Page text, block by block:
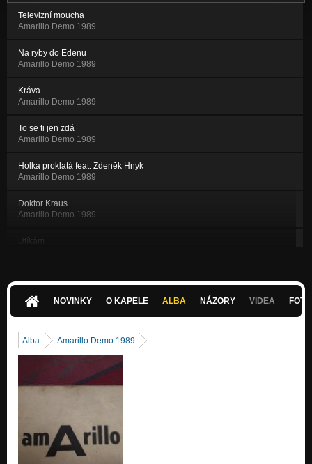
Televizní moucha
Amarillo Demo 1989
Na ryby do Edenu
Amarillo Demo 1989
Kráva
Amarillo Demo 1989
To se ti jen zdá
Amarillo Demo 1989
Holka proklatá feat. Zdeněk Hnyk
Amarillo Demo 1989
Doktor Kraus
Amarillo Demo 1989
Utíkám
Na ryby do Edenu
Pásovec
Amarillo - Zkušebna 1989 (Live)
Nech to být
Amarillo - Zkušebna 1989 (Live)
NOVINKY O KAPELE ALBA NÁZORY VIDEA
Alba Amarillo Demo 1989